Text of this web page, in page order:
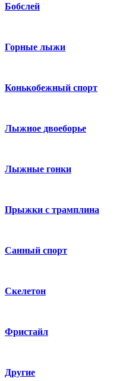
Бобслей
Горные лыжи
Конькобежный спорт
Лыжное двоеборье
Лыжные гонки
Прыжки с трамплина
Санный спорт
Скелетон
Фристайл
Другие